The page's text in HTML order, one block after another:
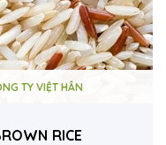
TY VIỆT HÂN
RICE